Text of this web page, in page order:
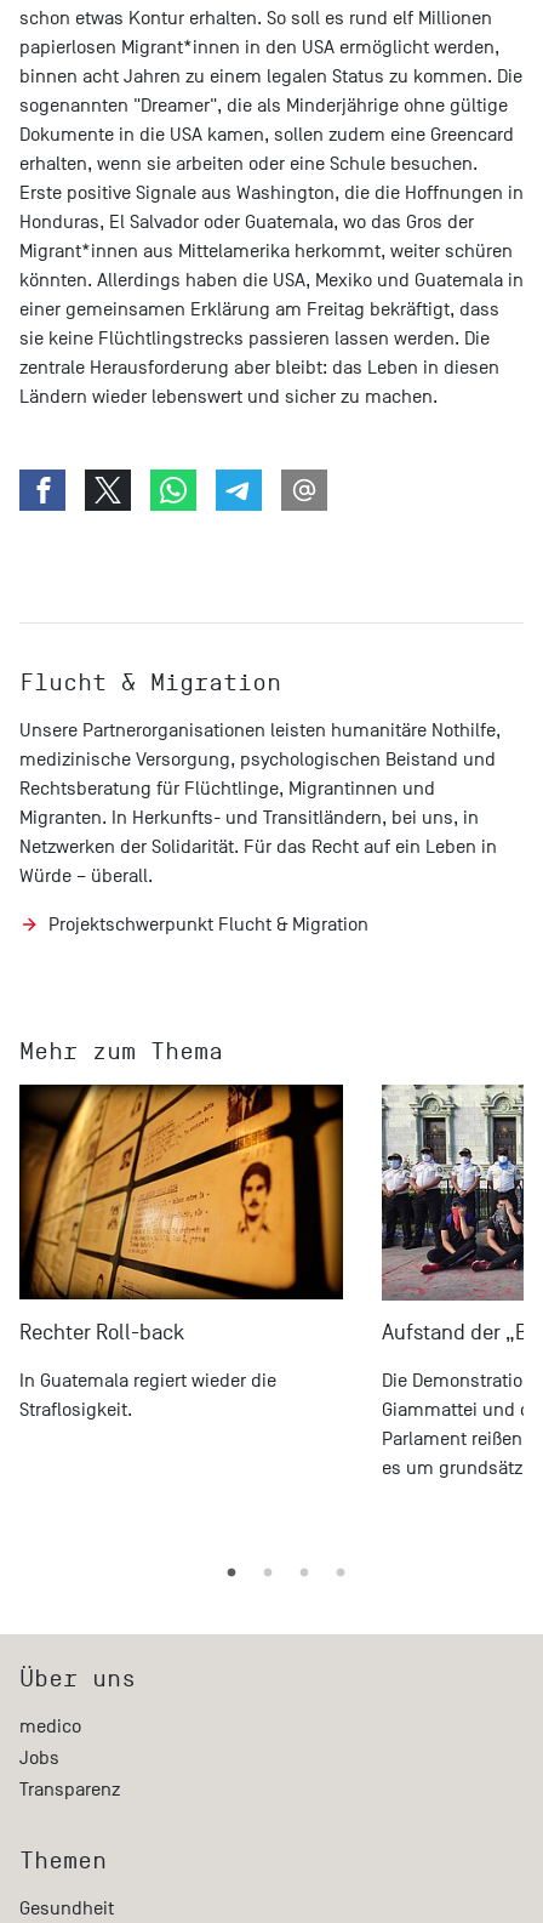
schon etwas Kontur erhalten. So soll es rund elf Millionen
papierlosen Migrant*innen in den USA ermöglicht werden,
binnen acht Jahren zu einem legalen Status zu kommen. Die
sogenannten "Dreamer", die als Minderjährige ohne gültige
Dokumente in die USA kamen, sollen zudem eine Greencard
erhalten, wenn sie arbeiten oder eine Schule besuchen.
Erste positive Signale aus Washington, die die Hoffnungen in
Honduras, El Salvador oder Guatemala, wo das Gros der
Migrant*innen aus Mittelamerika herkommt, weiter schüren
könnten. Allerdings haben die USA, Mexiko und Guatemala in
einer gemeinsamen Erklärung am Freitag bekräftigt, dass
sie keine Flüchtlingstrecks passieren lassen werden. Die
zentrale Herausforderung aber bleibt: das Leben in diesen
Ländern wieder lebenswert und sicher zu machen.
Flucht & Migration
Unsere Partnerorganisationen leisten humanitäre Nothilfe,
medizinische Versorgung, psychologischen Beistand und
Rechtsberatung für Flüchtlinge, Migrantinnen und
Migranten. In Herkunfts- und Transitländern, bei uns, in
Netzwerken der Solidarität. Für das Recht auf ein Leben in
Würde – überall.
Projektschwerpunkt Flucht & Migration
Mehr zum Thema
Rechter Roll-back
In Guatemala regiert wieder die
Straflosigkeit.
Aufstand der
Die
Giammattei und
Parlament reißen
es um
Über uns
medico
Jobs
Transparenz
Themen
Gesundheit